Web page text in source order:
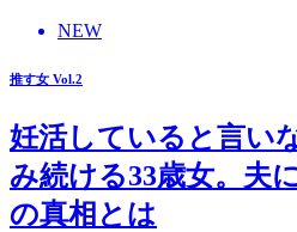
NEW
推す女 Vol.2
妊活していると言い
み続ける33歳女。夫
の真相とは